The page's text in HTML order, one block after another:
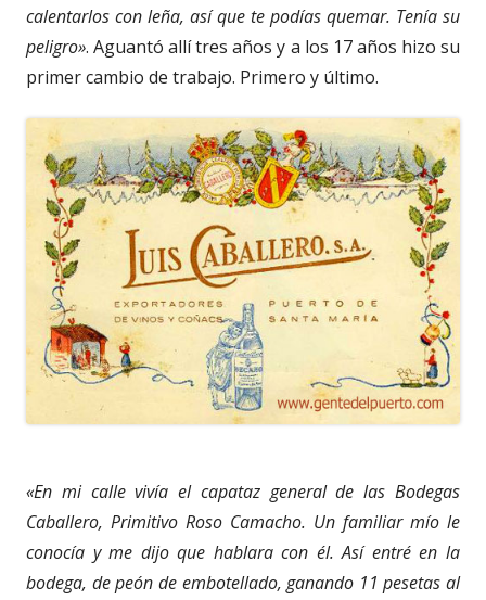
calentarlos con leña, así que te podías quemar. Tenía su
peligro». Aguantó allí tres años y a los 17 años hizo su
primer cambio de trabajo. Primero y último.
«En mi calle vivía el capataz general de las Bodegas
Caballero, Primitivo Roso Camacho. Un familiar mío le
conocía y me dijo que hablara con él. Así entré en la
bodega, de peón de embotellado, ganando 11 pesetas al